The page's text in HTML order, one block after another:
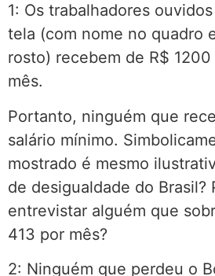
1: Os trabalhadores
tela (com nome no quadro
rosto) recebem de R$
mês.
Portanto, ninguém que
salário mínimo.
mostrado é mesmo
de desigualdade do Brasil?
entrevistar alguém que
413 por mês?
2: Ninguém que perdeu o